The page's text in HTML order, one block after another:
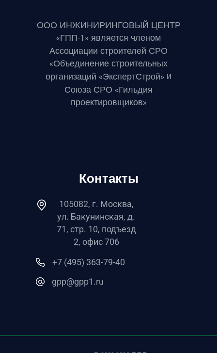
ООО ИНЖИНИРИНГОВЫЙ ЦЕНТР
«ГПП-1» является членом
Ассоциации строителей СРО
«Объединение строительных
организаций «ЭкспертСтрой» и
Союза СРО «Гильдия
проектировщиков»
Контакты
105082, г. Москва,
ул. Бакунинская, д.
71, стр. 10, подъезд
2, офис 706
+7 (495) 363-79-40
gpp@gpp1.ru